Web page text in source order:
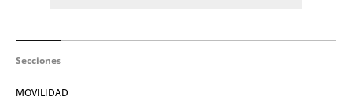
Secciones
MOVILIDAD